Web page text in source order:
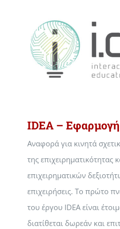
IDEA – Εφαρμογή
Αναφορά για κινητά
της επιχειρηματικότητας
επιχειρηματικών
επιχειρήσεις. Το πρώτο
του έργου IDEA είναι
διατίθεται δωρεάν και